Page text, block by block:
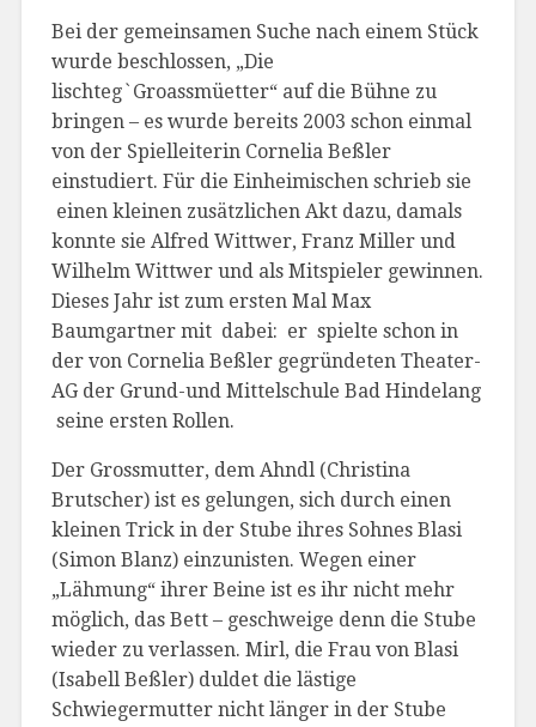
Bei der gemeinsamen Suche nach einem Stück
wurde beschlossen, „Die
lischteg`Groassmüetter“ auf die Bühne zu
bringen – es wurde bereits 2003 schon einmal
von der Spielleiterin Cornelia Beßler
einstudiert. Für die Einheimischen schrieb sie
einen kleinen zusätzlichen Akt dazu, damals
konnte sie Alfred Wittwer, Franz Miller und
Wilhelm Wittwer und als Mitspieler gewinnen.
Dieses Jahr ist zum ersten Mal Max
Baumgartner mit dabei: er spielte schon in
der von Cornelia Beßler gegründeten Theater-
AG der Grund-und Mittelschule Bad Hindelang
seine ersten Rollen.
Der Grossmutter, dem Ahndl (Christina
Brutscher) ist es gelungen, sich durch einen
kleinen Trick in der Stube ihres Sohnes Blasi
(Simon Blanz) einzunisten. Wegen einer
„Lähmung“ ihrer Beine ist es ihr nicht mehr
möglich, das Bett – geschweige denn die Stube
wieder zu verlassen. Mirl, die Frau von Blasi
(Isabell Beßler) duldet die lästige
Schwiegermutter nicht länger in der Stube